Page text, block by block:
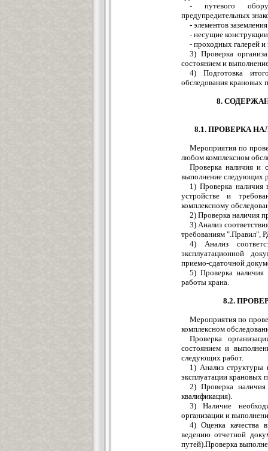
- путевого
предупредительных
- элементов
- несущие
- проходных галерей
3) Проверка
состоянием и
4) Подготовка
обследования крановых
8.
8.1. ПРОВЕРКА
Мероприятия по
любом комплексном
Проверка наличия и
выполнение следующих
1) Проверка наличия
устройстве и
комплексному
2) Проверка наличия
3) Анализ
требованиям ".Правил",
4) Анализ
эксплуатационной
приемо-сдаточной
5) Проверка наличия
работы крана.
8.2.
Мероприятия по
комплексном
Проверка
состоянием и
следующих работ.
1) Анализ структуры
эксплуатации крановых
2) Проверка
квалификация).
3) Наличие
организации и
4) Оценка качества
ведению отчетной
путей).Проверка